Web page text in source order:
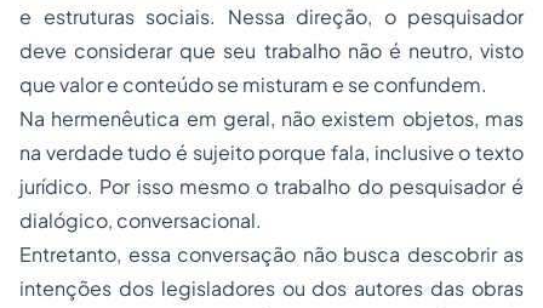
e estruturas sociais. Nessa direção, o pesquisador
deve considerar que seu trabalho não é neutro, visto
que valor e conteúdo se misturam e se confundem.
Na hermenêutica em geral, não existem objetos, mas
na verdade tudo é sujeito porque fala, inclusive o texto
jurídico. Por isso mesmo o trabalho do pesquisador é
dialógico, conversacional.
Entretanto, essa conversação não busca descobrir as
intenções dos legisladores ou dos autores das obras